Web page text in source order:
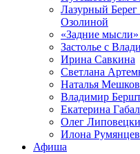
Лазурный Берег
Озолиной
«Задние
Застолье с
Ирина Савкина
Светлана
Наталья
Владимир
Екатерина
Олег
Илона
Афиша